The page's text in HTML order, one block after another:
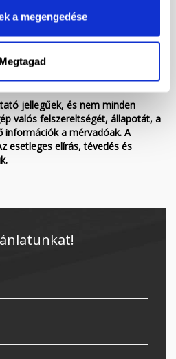
a megengedése
Megtagad
forint alapú lízingjét ajánljuk, ahol a
társasági adó, így végül
a felvett lízing kamata! A
a részletekért kérjük érdeklődjön
jellegűek, és nem minden
valós felszereltségét, állapotát, a
információk a mérvadóak. A
esetleges elírás, tévedés és